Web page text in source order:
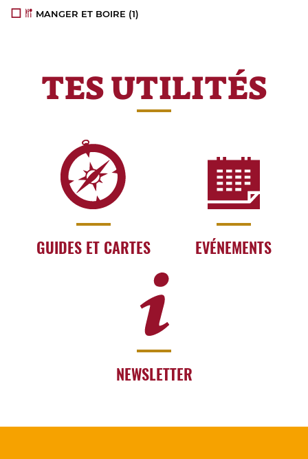
MANGER ET BOIRE (1)
TES UTILITÉS
GUIDES ET CARTES EVÉNEMENTS
NEWSLETTER